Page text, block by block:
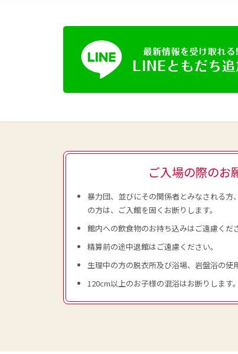
ご入場の際のお
暴力団、並びにその関係者とみなされる方
の方は、ご入館を固くお断りします。
館内への飲食物のお持ち込みはご遠慮くだ
精算前の途中退館はご遠慮ください。
生理中の方の脱衣所及び浴場、岩盤浴の使
120cm以上のお子様の混浴はお断りします。